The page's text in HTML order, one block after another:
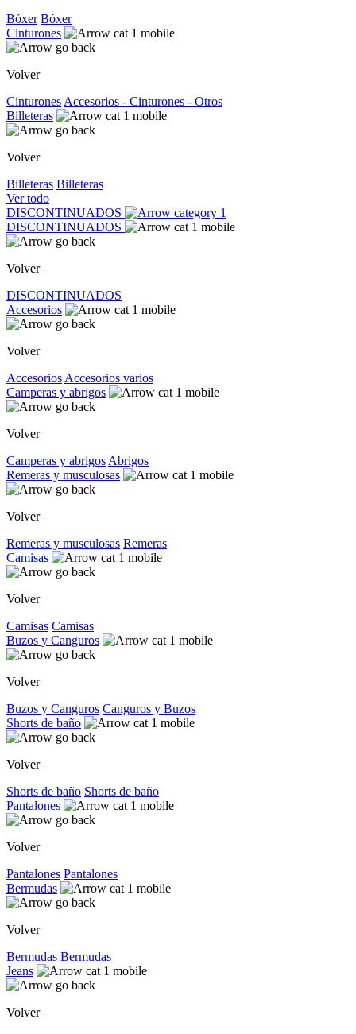
Bóxer Bóxer
Cinturones
Volver
Cinturones Accesorios - Cinturones - Otros
Billeteras
Volver
Billeteras Billeteras
Ver todo
DISCONTINUADOS
DISCONTINUADOS
Volver
DISCONTINUADOS
Accesorios
Volver
Accesorios Accesorios varios
Camperas y abrigos
Volver
Camperas y abrigos Abrigos
Remeras y musculosas
Volver
Remeras y musculosas Remeras
Camisas
Volver
Camisas Camisas
Buzos y Canguros
Volver
Buzos y Canguros Canguros y Buzos
Shorts de baño
Volver
Shorts de baño Shorts de baño
Pantalones
Volver
Pantalones Pantalones
Bermudas
Volver
Bermudas Bermudas
Jeans
Volver